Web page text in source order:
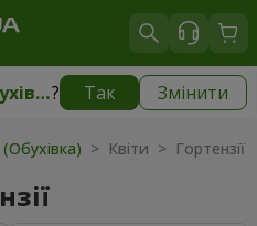
Кіровське (Обухівка)? Так Змінити
| безкоштовно
> Квіти > Гортензії